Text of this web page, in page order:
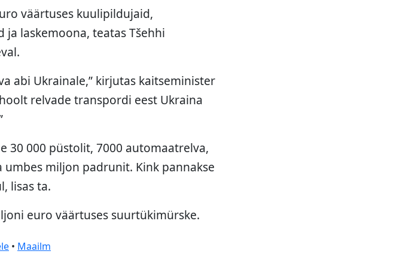
väärtuses kuulipildujaid,
laskemoona, teatas Tšehhi
abi Ukrainale,” kirjutas kaitseminister
relvade transpordi eest Ukraina
30 000 püstolit, 7000 automaatrelva,
miljon padrunit. Kink pannakse
lisas ta.
euro väärtuses suurtükimürske.
• Maailm